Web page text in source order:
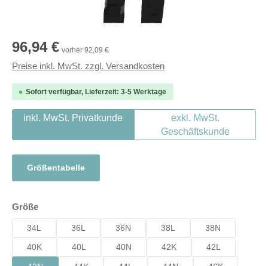
Regulärer Preis:
96,94 € vorher 92,09 €
Preise inkl. MwSt. zzgl. Versandkosten
Sofort verfügbar, Lieferzeit: 3-5 Werktage
inkl. MwSt. Privatkunde
exkl. MwSt.
Geschäftskunde
Größentabelle
Größeauswählen
34L 36L 36N 38L
38N
40K
40L 40N 42K 42L